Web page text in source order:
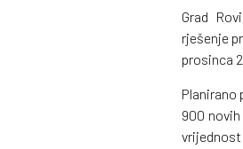
Grad
rješenje
prosinca
Planirano
900
vrijednost